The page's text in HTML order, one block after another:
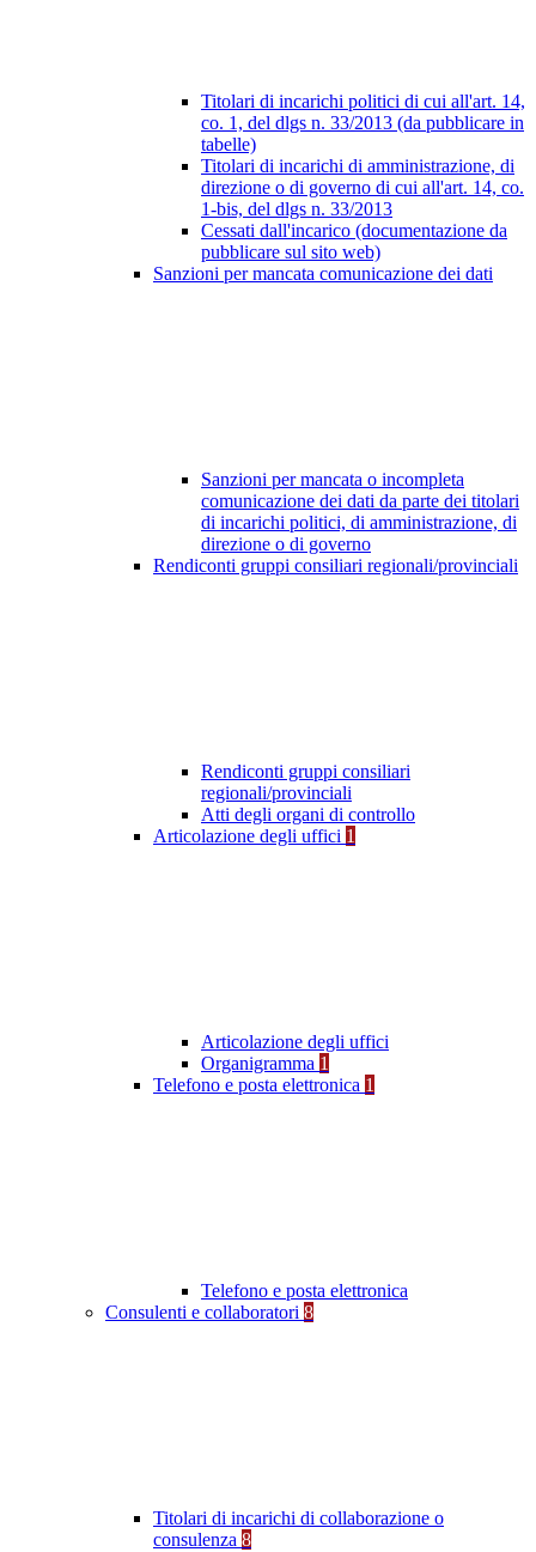
Titolari di incarichi politici di cui all'art. 14,
co. 1, del dlgs n. 33/2013 (da pubblicare in
tabelle)
Titolari di incarichi di amministrazione, di
direzione o di governo di cui all'art. 14, co.
1-bis, del dlgs n. 33/2013
Cessati dall'incarico (documentazione da
pubblicare sul sito web)
Sanzioni per mancata comunicazione dei dati
Sanzioni per mancata o incompleta
comunicazione dei dati da parte dei titolari
di incarichi politici, di amministrazione, di
direzione o di governo
Rendiconti gruppi consiliari regionali/provinciali
Rendiconti gruppi consiliari
regionali/provinciali
Atti degli organi di controllo
Articolazione degli uffici 1
Articolazione degli uffici
Organigramma 1
Telefono e posta elettronica 1
Telefono e posta elettronica
Consulenti e collaboratori 8
Titolari di incarichi di collaborazione o
consulenza 8